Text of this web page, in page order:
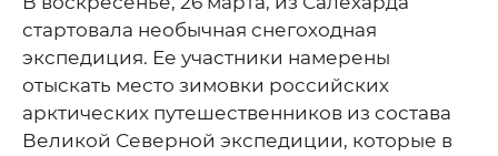
стартовала необычная снегоходная
экспедиция. Ее участники намерены
отыскать место зимовки российских
арктических путешественников из состава
Великой Северной экспедиции, которые в